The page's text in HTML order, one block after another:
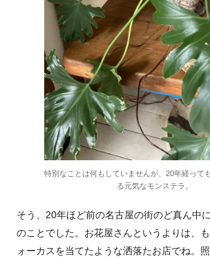
特別なことは何もしていませんが、20年経って
る元気なモンステラ。
そう、20年ほど前の名古屋の街のど真ん中
のことでした。お花屋さんというよりは、
ォーカスを当てたような洒落たお店でね。